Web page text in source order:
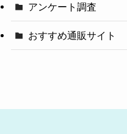
アンケート調査
おすすめ通販サイト